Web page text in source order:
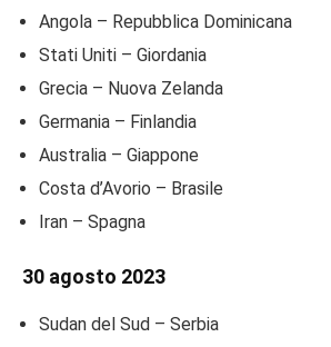
Angola – Repubblica Dominicana
Stati Uniti – Giordania
Grecia – Nuova Zelanda
Germania – Finlandia
Australia – Giappone
Costa d’Avorio – Brasile
Iran – Spagna
30 agosto 2023
Sudan del Sud – Serbia